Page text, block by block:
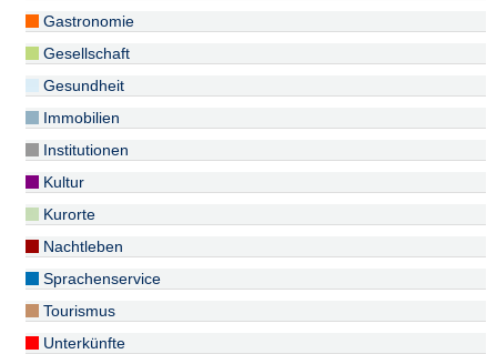
Gastronomie
Gesellschaft
Gesundheit
Immobilien
Institutionen
Kultur
Kurorte
Nachtleben
Sprachenservice
Tourismus
Unterkünfte